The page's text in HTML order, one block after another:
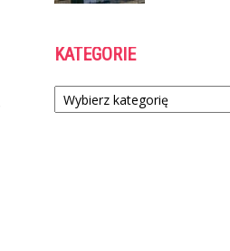
KATEGORIE
Kategorie